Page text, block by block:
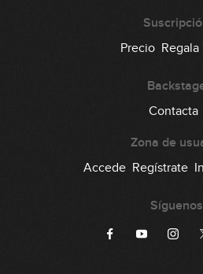
Precio Regala
Contacta
Zona de
Accede Regístrate
Síguenos